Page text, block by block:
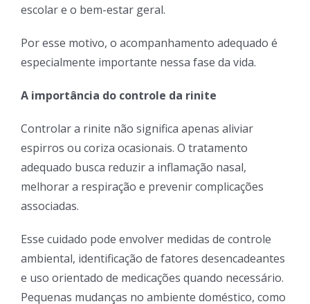
escolar e o bem-estar geral.
Por esse motivo, o acompanhamento adequado é
especialmente importante nessa fase da vida.
A importância do controle da rinite
Controlar a rinite não significa apenas aliviar
espirros ou coriza ocasionais. O tratamento
adequado busca reduzir a inflamação nasal,
melhorar a respiração e prevenir complicações
associadas.
Esse cuidado pode envolver medidas de controle
ambiental, identificação de fatores desencadeantes
e uso orientado de medicações quando necessário.
Pequenas mudanças no ambiente doméstico, como